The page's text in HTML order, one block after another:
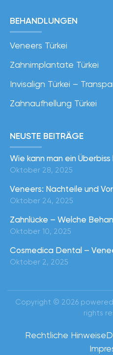
BEHANDLUNGEN
Veneers Türkei
Zahnimplantate Türkei
Invisalign Türkei –
Zahnaufhellung Türkei
NEUSTE BEITRÄGE
Wie kann man ein Überbiss
Oktober 28, 2025
Veneers: Nachteile und
Oktober 24, 2025
Zahnlücke – Welche
Oktober 10, 2025
Cosmedica Dental –
Oktober 2, 2025
Copyright © 2026
rights
Rechtliche Hinweise